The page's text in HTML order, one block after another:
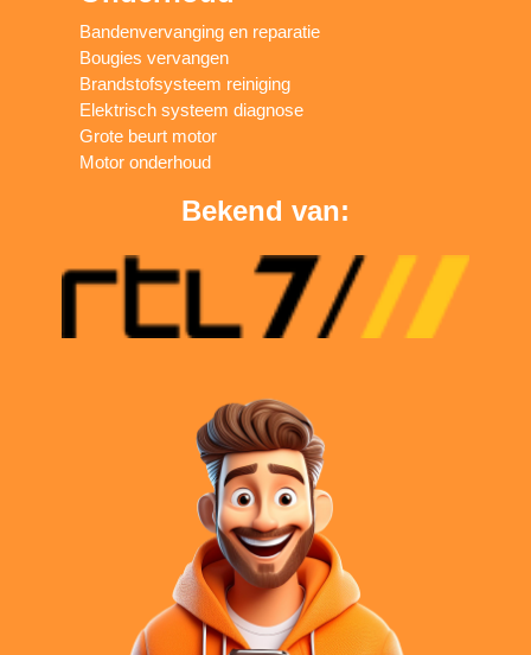
Bandenvervanging en reparatie
Bougies vervangen
Brandstofsysteem reiniging
Elektrisch systeem diagnose
Grote beurt motor
Motor onderhoud
Bekend van: